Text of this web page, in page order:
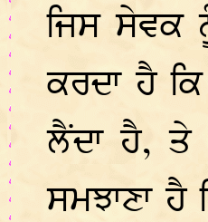
ਜਿਸ ਸੇਵਕ
ਕਰਦਾ ਹੈ
ਲੈਂਦਾ ਹੈ,
ਸਮਝਾਣਾ ਹੈ